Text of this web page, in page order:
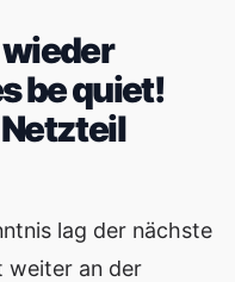
be quiet!
Netzteil
lag der nächste
weiter an der